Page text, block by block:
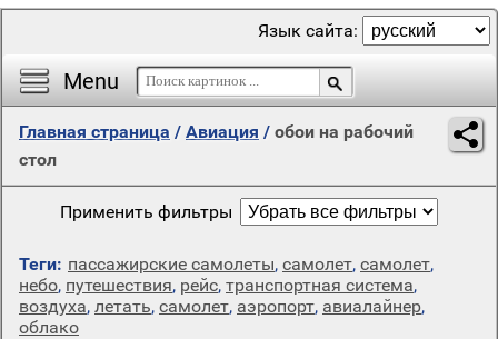
Menu
Язык сайта:
Главная страница / Авиация / обои на рабочий
стол
Применить фильтры
Теги: пассажирские самолеты, самолет, самолет,
небо, путешествия, рейс, транспортная система,
воздуха, летать, самолет, аэропорт, авиалайнер,
облако